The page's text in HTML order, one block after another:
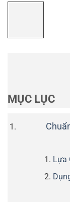
MỤC LỤC
Lựa